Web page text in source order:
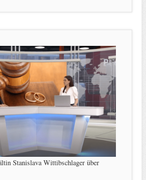
Stanislava Wittibschlager über